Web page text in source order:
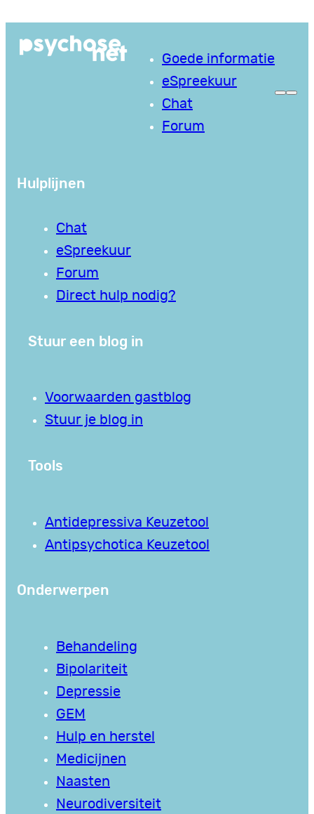
naar
Goede informatie
eSpreekuur
Chat
Forum
Hulplijnen
Chat
eSpreekuur
Forum
Direct hulp nodig?
Stuur een blog in
Voorwaarden gastblog
Stuur je blog in
Tools
Antidepressiva Keuzetool
Antipsychotica Keuzetool
Onderwerpen
Behandeling
Bipolariteit
Depressie
GEM
Hulp en herstel
Medicijnen
Naasten
Neurodiversiteit